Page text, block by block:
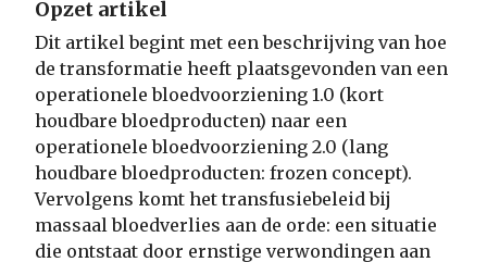
Opzet artikel
Dit artikel begint met een beschrijving van hoe
de transformatie heeft plaatsgevonden van een
operationele bloedvoorziening 1.0 (kort
houdbare bloedproducten) naar een
operationele bloedvoorziening 2.0 (lang
houdbare bloedproducten: frozen concept).
Vervolgens komt het transfusiebeleid bij
massaal bloedverlies aan de orde: een situatie
die ontstaat door ernstige verwondingen aan